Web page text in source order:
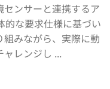
ンサーと連携するア
的な要求仕様に基づい
みながら、実際に動
レンジし ...